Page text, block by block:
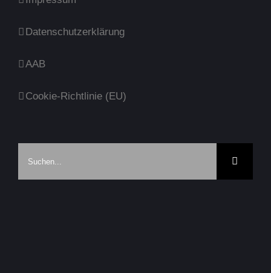
Datenschutzerklärung
AAB
Cookie-Richtlinie (EU)